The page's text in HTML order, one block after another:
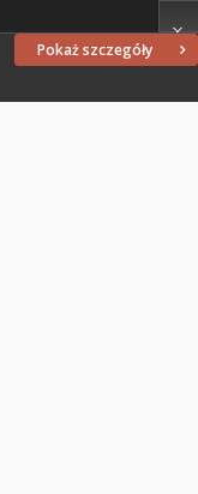
Pokaż szczegóły